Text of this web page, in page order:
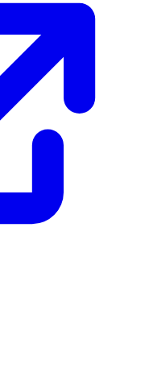
sur les versions de
idéale pour